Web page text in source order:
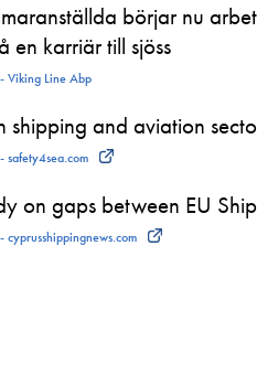
börjar nu
en karriär till sjöss
Line Abp
shipping and aviation
on gaps between EU